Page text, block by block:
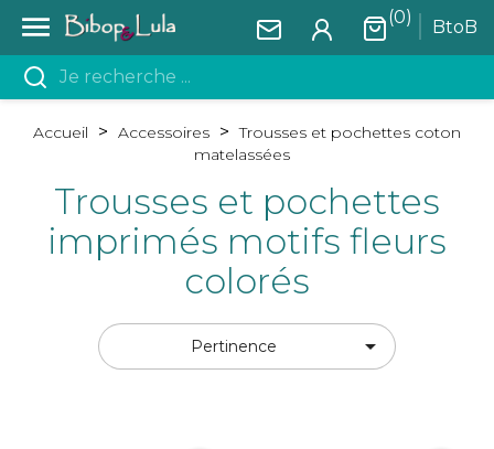
 BtoB
(0)
Accueil Accessoires
Trousses et pochettes coton
matelassées
Trousses et pochettes
imprimés motifs fleurs
colorés
Pertinence 